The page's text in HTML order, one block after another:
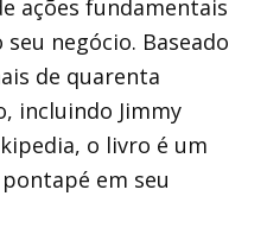
ações fundamentais
negócio. Baseado
de quarenta
incluindo Jimmy
o livro é um
em seu